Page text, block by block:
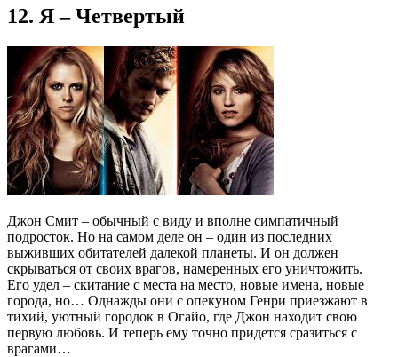
12. Я – Четвертый
Джон Смит – обычный с виду и вполне симпатичный
подросток. Но на самом деле он – один из последних
выживших обитателей далекой планеты. И он должен
скрываться от своих врагов, намеренных его уничтожить.
Его удел – скитание с места на место, новые имена, новые
города, но… Однажды они с опекуном Генри приезжают в
тихий, уютный городок в Огайо, где Джон находит свою
первую любовь. И теперь ему точно придется сразиться с
врагами…